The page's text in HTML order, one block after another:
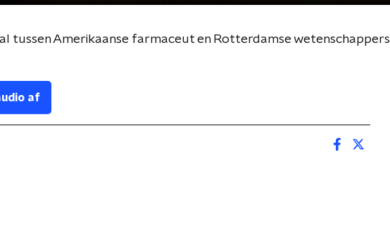
tussen Amerikaanse farmaceut en Rotterdamse wetenschappers
af